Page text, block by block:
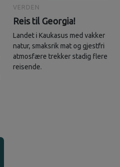
VERDEN
Reis til Georgia!
Landet i Kaukasus med vakker
natur, smaksrik mat og gjestfri
atmosfære trekker stadig flere
reisende.